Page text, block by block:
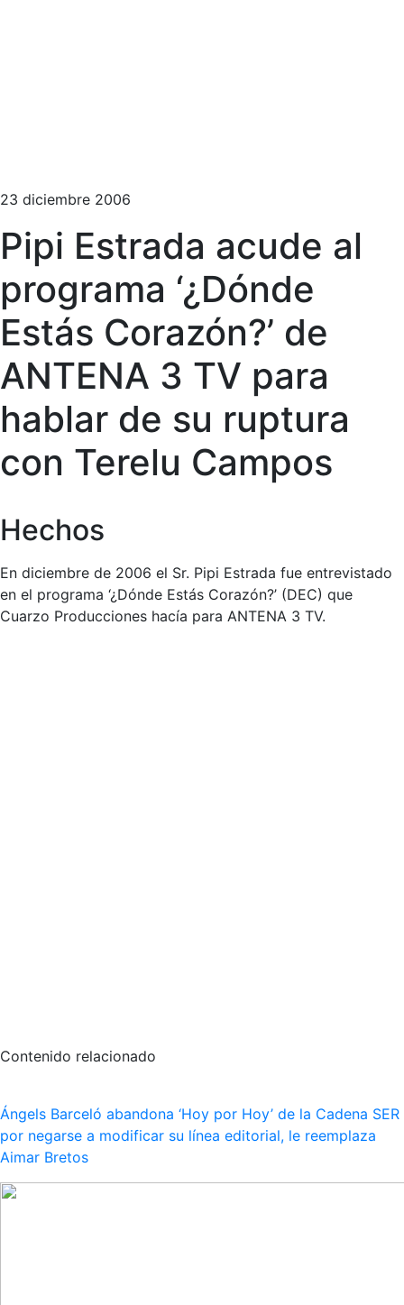
23 diciembre 2006
Pipi Estrada acude al
programa ‘¿Dónde
Estás Corazón?’ de
ANTENA 3 TV para
hablar de su ruptura
con Terelu Campos
Hechos
En diciembre de 2006 el Sr. Pipi Estrada fue entrevistado
en el programa ‘¿Dónde Estás Corazón?’ (DEC) que
Cuarzo Producciones hacía para ANTENA 3 TV.
Contenido relacionado
Ángels Barceló abandona ‘Hoy por Hoy’ de la Cadena SER
por negarse a modificar su línea editorial, le reemplaza
Aimar Bretos